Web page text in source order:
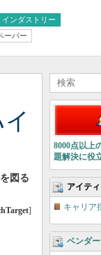
インダストリー
ーパー
図る
]
8000点以上
題解決に役
アイテ
キャリア
ベンダ